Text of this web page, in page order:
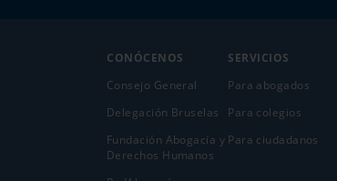
CONÓCENOS
Consejo General
Delegación Bruselas
Fundación Abogacía y
Derechos Humanos
SERVICIOS
Para abogados
Para colegios
Para ciudadanos